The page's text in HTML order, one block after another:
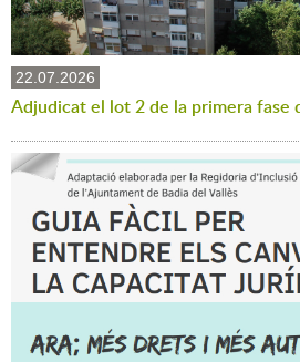
22.07.2026
Adjudicat el lot 2 de la primera fase